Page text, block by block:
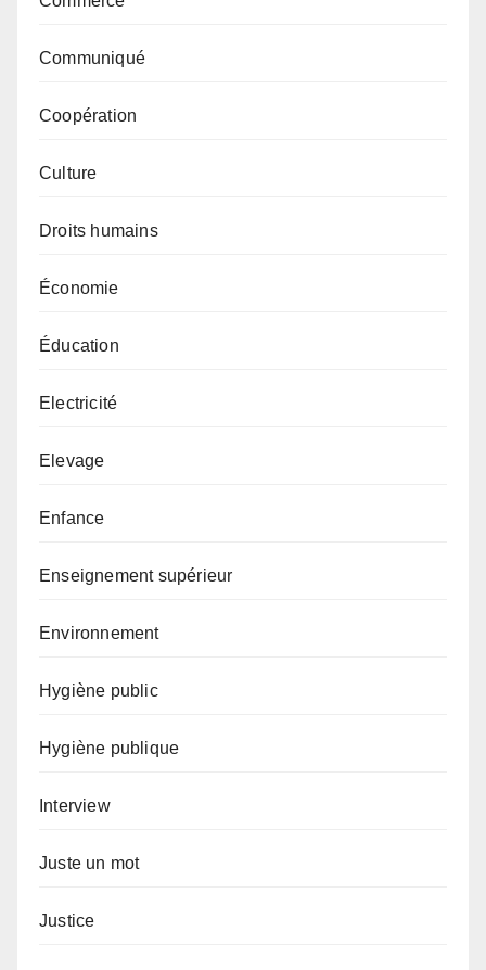
Communiqué
Coopération
Culture
Droits humains
Économie
Éducation
Electricité
Elevage
Enfance
Enseignement supérieur
Environnement
Hygiène public
Hygiène publique
Interview
Juste un mot
Justice